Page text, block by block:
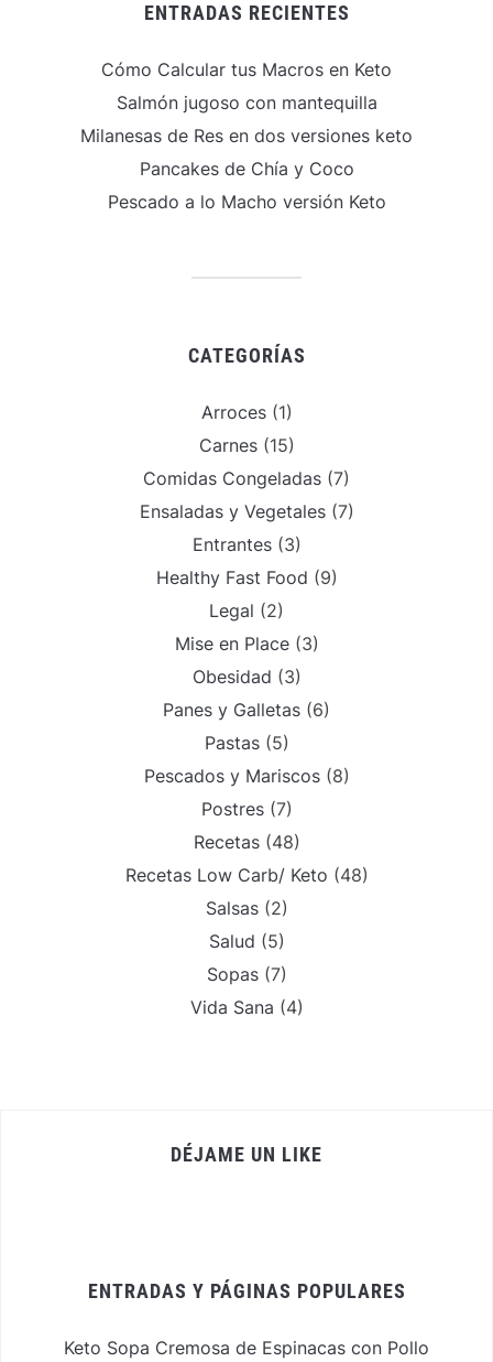
ENTRADAS RECIENTES
Cómo Calcular tus Macros en Keto
Salmón jugoso con mantequilla
Milanesas de Res en dos versiones keto
Pancakes de Chía y Coco
Pescado a lo Macho versión Keto
CATEGORÍAS
Arroces(1)
Carnes(15)
Comidas Congeladas (7)
Ensaladas y Vegetales(7)
Entrantes(3)
Healthy Fast Food (9)
Legal (2)
Mise en Place(3)
Obesidad (3)
Panes y Galletas (6)
Pastas(5)
Pescados y Mariscos(8)
Postres(7)
Recetas(48)
Recetas Low Carb/ Keto (48)
Salsas(2)
Salud (5)
Sopas(7)
Vida Sana (4)
DÉJAME UN LIKE
ENTRADAS Y PÁGINAS POPULARES
Keto Sopa Cremosa de Espinacas con Pollo